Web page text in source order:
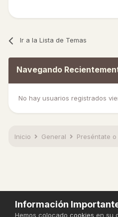
Ir a la Lista de Temas
Navegando
No hay usuarios registrados
Inicio General Preséntate
Información
Hemos colocado cookies en su